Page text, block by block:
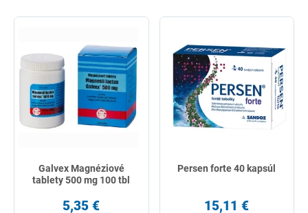
najdrahšie
najpredávanejšie
podľa názvu od A
Galvex Magnéziové
tablety 500 mg 100 tbl
5,35 €
Persen forte 40 kapsúl
15,11 €